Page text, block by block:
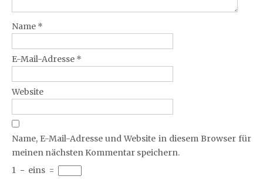
Name *
E-Mail-Adresse *
Website
Name, E-Mail-Adresse und Website in diesem Browser für
meinen nächsten Kommentar speichern.
1 − eins =